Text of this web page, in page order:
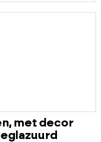
met decor